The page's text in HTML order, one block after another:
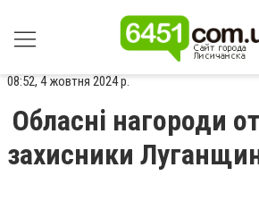
08:52, 4 жовтня 2024 р.
Обласні нагороди
захисники